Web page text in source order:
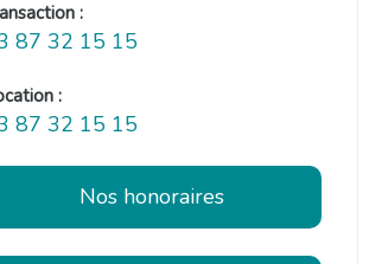
:
87 32 15 15
:
87 32 15 15
Nos honoraires